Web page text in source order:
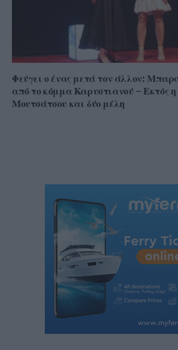
Φεύγει ο ένας μετά τον άλλον:
από το κόμμα Καρυστιανού – Εκτός
Μουτσάτσου και δύο μέλη